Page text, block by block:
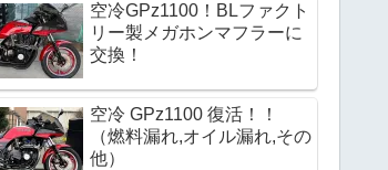
空冷GPz1100！BLファクト
リー製メガホンマフラーに
交換！
空冷 GPz1100 復活！！
（燃料漏れ,オイル漏れ,その
他）